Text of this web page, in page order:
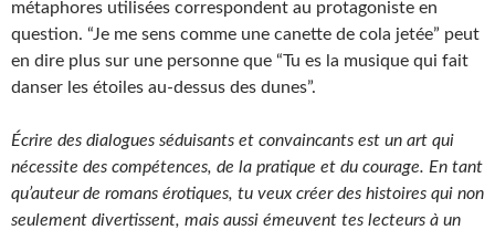
métaphores utilisées correspondent au protagoniste en
question. “Je me sens comme une canette de cola jetée” peut
en dire plus sur une personne que “Tu es la musique qui fait
danser les étoiles au-dessus des dunes”.
Écrire des dialogues séduisants et convaincants est un art qui
nécessite des compétences, de la pratique et du courage. En tant
qu’auteur de romans érotiques, tu veux créer des histoires qui non
seulement divertissent, mais aussi émeuvent tes lecteurs à un